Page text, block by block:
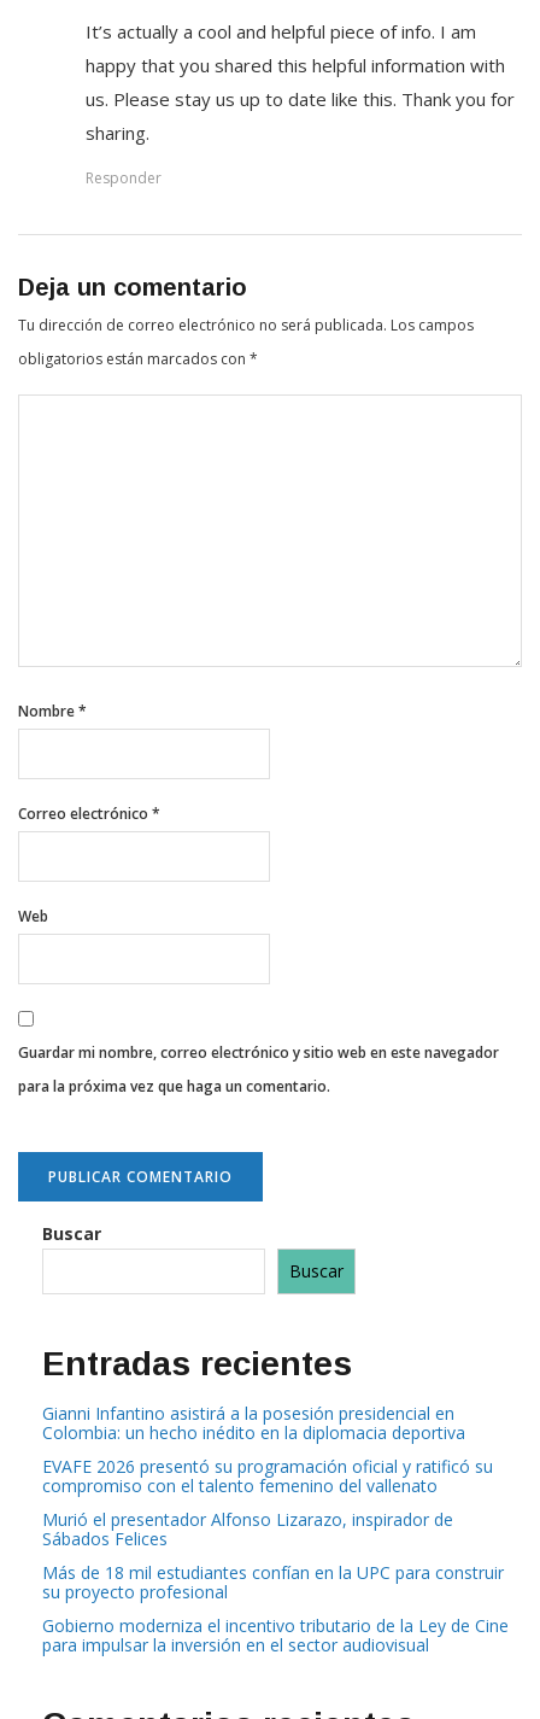
It’s actually a cool and helpful piece of info. I am
happy that you shared this helpful information with
us. Please stay us up to date like this. Thank you for
sharing.
Responder
Deja un comentario
Tu dirección de correo electrónico no será publicada. Los campos
obligatorios están marcados con *
Nombre*
Correo electrónico *
Web
Guardar mi nombre, correo electrónico y sitio web en este navegador
para la próxima vez que haga un comentario.
Buscar
Buscar
Entradas recientes
Gianni Infantino asistirá a la posesión presidencial en
Colombia: un hecho inédito en la diplomacia deportiva
EVAFE 2026 presentó su programación oficial y ratificó su
compromiso con el talento femenino del vallenato
Murió el presentador Alfonso Lizarazo, inspirador de
Sábados Felices
Más de 18 mil estudiantes confían en la UPC para construir
su proyecto profesional
Gobierno moderniza el incentivo tributario de la Ley de Cine
para impulsar la inversión en el sector audiovisual